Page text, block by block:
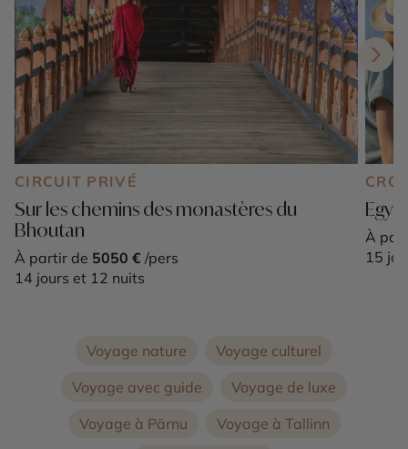
CIRCUIT PRIVÉ
Sur les chemins des monastères du
Bhoutan
À partir de 5050 € /pers
14 jours et 12 nuits
À
15
Voyage nature
Voyage culturel
Voyage avec guide
Voyage de luxe
Voyage à Pärnu
Voyage à Tallinn